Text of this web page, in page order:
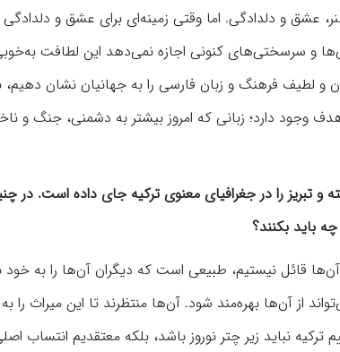
عشق و دلدادگی. اما وقتی زمینه‌ای برای عشق و دلدادگی
و سرسختی‌های کنونی اجازه نمی‌دهد این لطافت
و لطیف فرهنگ و زبان فارسی را به جهانیان نشان
وجود دارد؛ زبانی که امروز بیشتر به دشمنی، جنگ و
تبریز را در جغرافیای معنوی ترکیه جای داده است. در
باید بکنند؟
قائل نیستیم، طبیعی است که دیگران آن‌ها را به
از آن‌ها بهره‌مند شود. آن‌ها منتظرند تا این میراث
ترکیه نباید زیر چتر نوروز باشد، بلکه معتقدیم انتساب